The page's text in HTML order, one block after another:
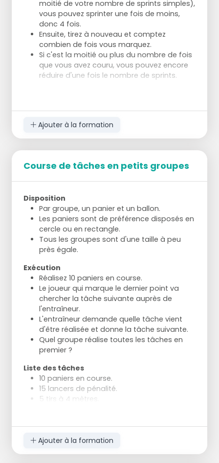
moitié de votre nombre de sprints simples),
vous pouvez sprinter une fois de moins,
donc 4 fois.
Ensuite, tirez à nouveau et comptez
combien de fois vous marquez.
Si c'est la moitié ou plus du nombre de fois
que vous avez couru, vous pouvez encore
réduire d'une fois le nombre de sprints.
Ajouter à la formation
Course de tâches en petits groupes
Disposition
Par groupe, un panier et un ballon.
Les paniers sont de préférence disposés en
cercle ou en rectangle.
Tous les groupes sont d'une taille à peu
près égale.
Exécution
Réalisez 10 paniers en course.
Le joueur qui marque le dernier point va
chercher la tâche suivante auprès de
l'entraîneur.
L'entraîneur demande quelle tâche vient
d'être réalisée et donne la tâche suivante.
Quel groupe réalise toutes les tâches en
premier ?
Liste des tâches
10 paniers en course.
15 lancers de pénalité.
5 tirs à 4 mètres.
10 tirs à 3 mètres derrière le panier.
Ajouter à la formation